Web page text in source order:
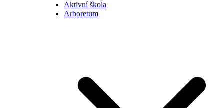
Aktivní škola
Arboretum